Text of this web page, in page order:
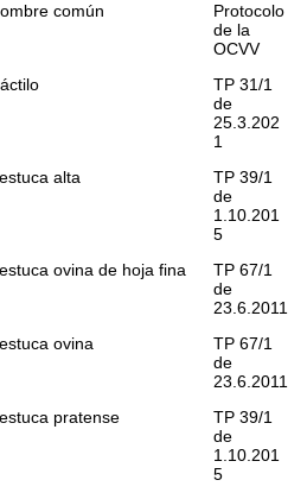
común
Protocolo
de la
OCVV
TP 31/1
de
25.3.202
1
alta
TP 39/1
de
1.10.201
5
ovina de hoja fina
TP 67/1
de
23.6.2011
ovina
TP 67/1
de
23.6.2011
pratense
TP 39/1
de
1.10.201
5